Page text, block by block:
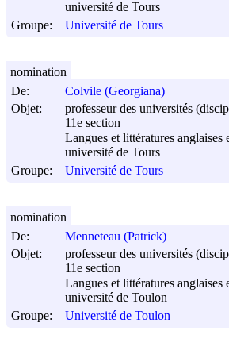
université de Tours
Groupe:
Université de Tours
De:
Colvile (Georgiana)
Objet:
professeur des universités
11e section
Langues et littératures anglaises
université de Tours
Groupe:
Université de Tours
nomination
De:
Menneteau (Patrick)
Objet:
professeur des universités
11e section
Langues et littératures anglaises
université de Toulon
Groupe:
Université de Toulon
nomination